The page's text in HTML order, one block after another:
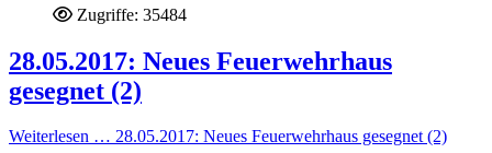
Zugriffe: 35484
28.05.2017: Neues Feuerwehrhaus
gesegnet (2)
Weiterlesen … 28.05.2017: Neues Feuerwehrhaus gesegnet (2)